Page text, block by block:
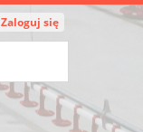
Zaloguj się